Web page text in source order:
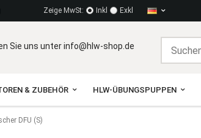
Zeige MwSt: Inkl Exkl
Sie uns unter info@hlw-shop.de
& ZUBEHÖR HLW-ÜBUNGSPUPPEN
DFU (S)